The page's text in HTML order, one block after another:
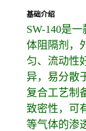
基础介绍
SW-140是
体阻隔剂，
匀、流动性
异，易分散
复合工艺制
致密性，可
等气体的渗